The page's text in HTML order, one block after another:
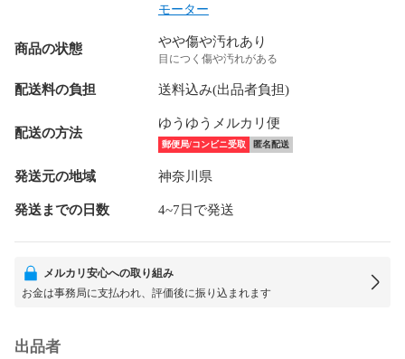
モーター
商品の状態 やや傷や汚れあり
目につく傷や汚れがある
配送料の負担 送料込み(出品者負担)
配送の方法
ゆうゆうメルカリ便
郵便局/コンビニ受取 匿名配送
発送元の地域 神奈川県
発送までの日数 4~7日で発送
メルカリ安心への取り組み
お金は事務局に支払われ、評価後に振り込まれます
出品者